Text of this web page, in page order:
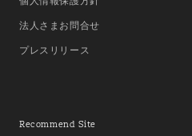
法人さまお問合せ
プレスリリース
Recommend Site